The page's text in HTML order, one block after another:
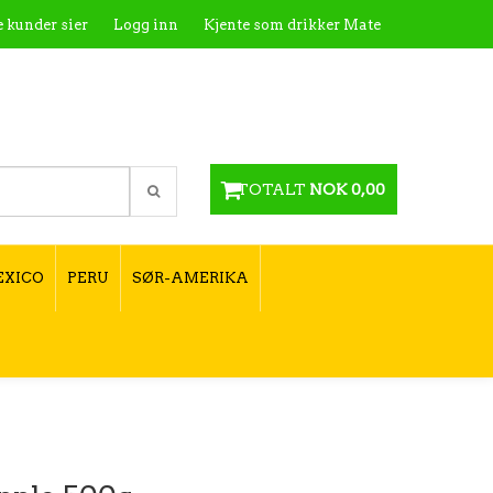
kunder sier Logg inn Kjente som drikker Mate
TOTALT NOK 0,00
PERU SØR-AMERIKA